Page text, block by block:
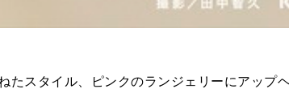
スタイル、ピンクのランジェリーにアップ